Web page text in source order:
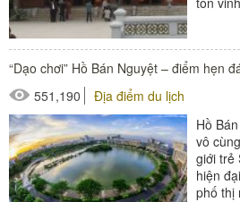
“Dạo chơi” Hồ Bán Nguyệt – điểm hẹn
551,190
Địa điểm du lịch
Hồ
vô
giới trẻ
hiện
phố thị